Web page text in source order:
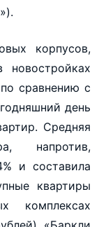
корпусов,
сравнению с
день
Средняя
напротив,
и составила
квартиры
комплексах